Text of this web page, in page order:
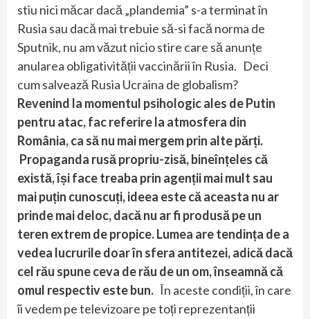
stiu nici măcar dacă „plandemia” s-a terminat în
Rusia sau dacă mai trebuie să-si facă norma de
Sputnik, nu am văzut nicio stire care să anunțe
anularea obligativității vaccinării în Rusia. Deci
cum salvează Rusia Ucraina de globalism?
Revenind la momentul psihologic ales de Putin
pentru atac, fac referire la atmosfera din
România, ca să nu mai mergem prin alte părți.
Propaganda rusă propriu-zisă, bineînțeles că
există, își face treaba prin agenții mai mult sau
mai puțin cunoscuți, ideea este că aceasta nu ar
prinde mai deloc, dacă nu ar fi produsă pe un
teren extrem de propice. Lumea are tendința de a
vedea lucrurile doar în sfera antitezei, adică dacă
cel rău spune ceva de rău de un om, înseamnă că
omul respectiv este bun. În aceste condiții, în care
îi vedem pe televizoare pe toți reprezentanții